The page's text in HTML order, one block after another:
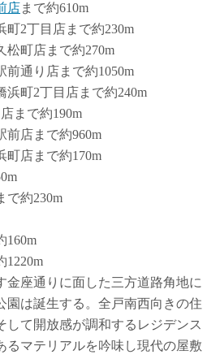
店まで約610m
町2丁目店まで約230m
松町店まで約270m
前通り店まで約1050m
浜町2丁目店まで約240m
まで約190m
前店まで約960m
町店まで約170m
で約230m
160m
1220m
金座通りに面した三方道路角地に
園は誕生する。全戸南西向きの住
して開放感が調和するレジデンス
るマテリアルを吟味し現代の屋敷